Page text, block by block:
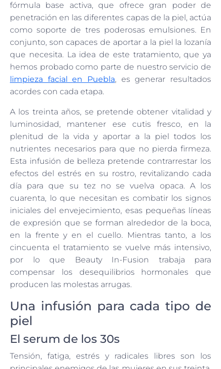
fórmula base activa, que ofrece gran poder de
penetración en las diferentes capas de la piel, actúa
como soporte de tres poderosas emulsiones. En
conjunto, son capaces de aportar a la piel la lozanía
que necesita. La idea de este tratamiento, que ya
hemos probado como parte de nuestro servicio de
limpieza facial en Puebla, es generar resultados
acordes con cada etapa.
A los treinta años, se pretende obtener vitalidad y
luminosidad, mantener ese cutis fresco, en la
plenitud de la vida y aportar a la piel todos los
nutrientes necesarios para que no pierda firmeza.
Esta infusión de belleza pretende contrarrestar los
efectos del estrés en su rostro, revitalizando cada
día para que su tez no se vuelva opaca. A los
cuarenta, lo que necesitan es combatir los signos
iniciales del envejecimiento, esas pequeñas líneas
de expresión que se forman alrededor de la boca,
en la frente y en el cuello. Mientras tanto, a los
cincuenta el tratamiento se vuelve más intensivo,
por lo que Beauty In-Fusion trabaja para
compensar los desequilibrios hormonales que
producen las molestas arrugas.
Una infusión para cada tipo de
piel
El serum de los 30s
Tensión, fatiga, estrés y radicales libres son los